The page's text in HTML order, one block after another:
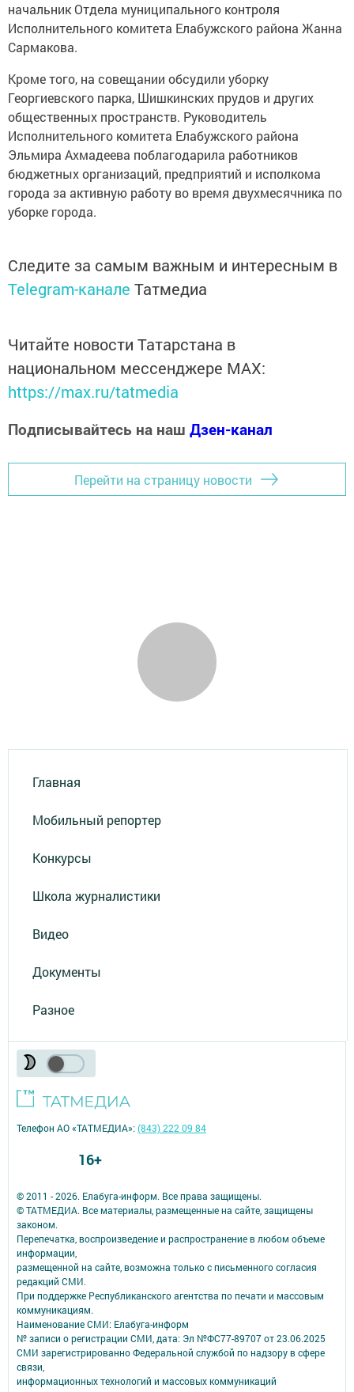
начальник Отдела муниципального контроля
Исполнительного комитета Елабужского района Жанна
Сармакова.
Кроме того, на совещании обсудили уборку
Георгиевского парка, Шишкинских прудов и других
общественных пространств. Руководитель
Исполнительного комитета Елабужского района
Эльмира Ахмадеева поблагодарила работников
бюджетных организаций, предприятий и исполкома
города за активную работу во время двухмесячника по
уборке города.
Следите за самым важным и интересным в
Telegram-канале Татмедиа
Читайте новости Татарстана в
национальном мессенджере MАХ:
https://max.ru/tatmedia
Подписывайтесь на наш Дзен-канал
Перейти на страницу новости
Главная
Мобильный репортер
Конкурсы
Школа журналистики
Видео
Документы
Разное
© 2011 - 2026. Елабуга-информ. Все права защищены.
© ТАТМЕДИА. Все материалы, размещенные на сайте, защищены
законом.
Перепечатка, воспроизведение и распространение в любом объеме
информации,
размещенной на сайте, возможна только с письменного согласия
редакций СМИ.
При поддержке Республиканского агентства по печати и массовым
коммуникациям.
Наименование СМИ: Елабуга-информ
№ записи о регистрации СМИ, дата: Эл №ФС77-89707 от 23.06.2025
СМИ зарегистрированно Федеральной службой по надзору в сфере
связи,
информационных технологий и массовых коммуникаций
Телефон АО «ТАТМЕДИА»:(843) 222 09 84
16+